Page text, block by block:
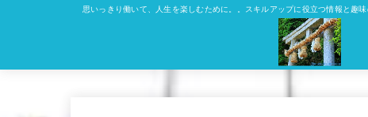
思いっきり働いて、人生を楽しむために。。スキルアップに役立つ情報と趣